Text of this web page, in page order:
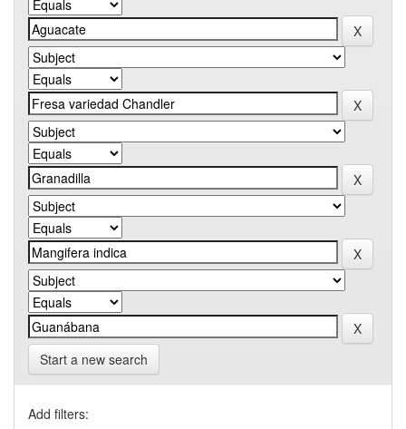
Start a new search
Add filters: